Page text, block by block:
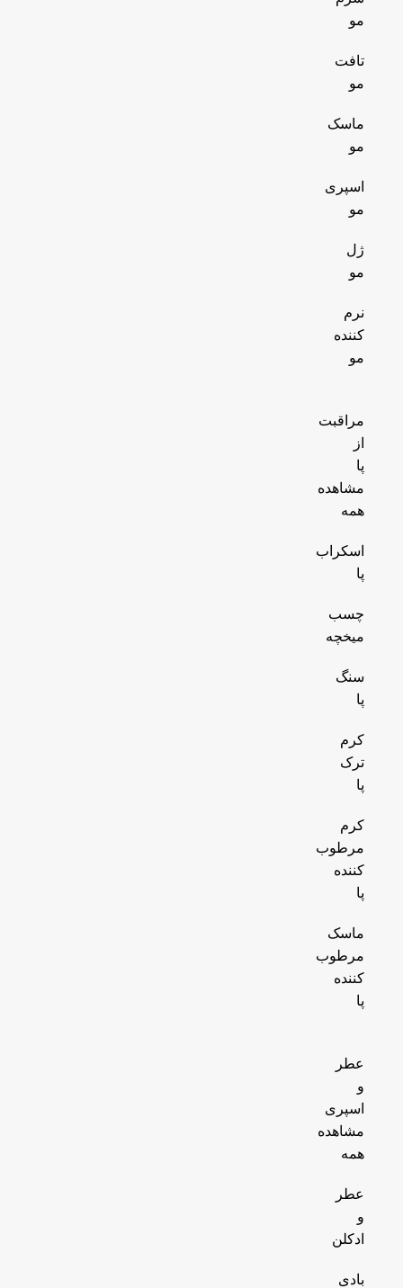
مو
تافت
مو
ماسک
مو
اسپری
مو
ژل
مو
نرم
کننده
مو
مراقبت
از
پا
مشاهده
همه
اسکراب
پا
چسب
میخچه
سنگ
پا
کرم
ترک
پا
کرم
مرطوب
کننده
پا
ماسک
مرطوب
کننده
پا
عطر
و
اسپری
مشاهده
همه
عطر
و
ادکلن
بادی